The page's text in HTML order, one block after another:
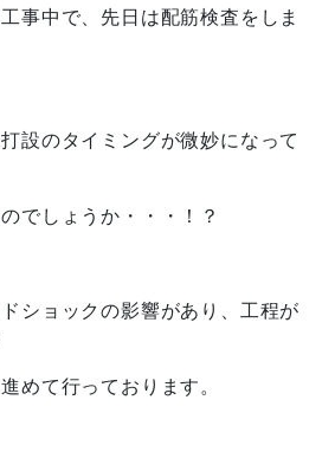
事中で、先日は配筋検査をしま
設のタイミングが微妙になって
でしょうか・・・！？
ショックの影響があり、工程が
めて行っております。